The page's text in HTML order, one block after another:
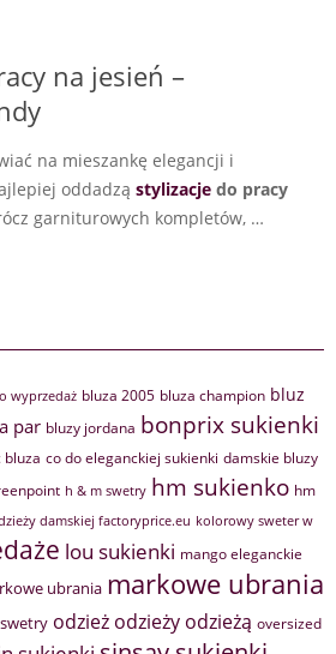
na jesień –
na mieszankę elegancji i
oddadzą stylizacje do pracy
garniturowych kompletów, …
wyprzedaż bluza 2005 bluza champion bluz
par bluzy jordana bonprix sukienki
bluza co do eleganckiej sukienki damskie bluzy
h & m swetry hm sukienko hm
damskiej factoryprice.eu kolorowy sweter w
lou sukienki mango eleganckie
ubrania markowe ubrania
odzież odzieży odzieżą oversized